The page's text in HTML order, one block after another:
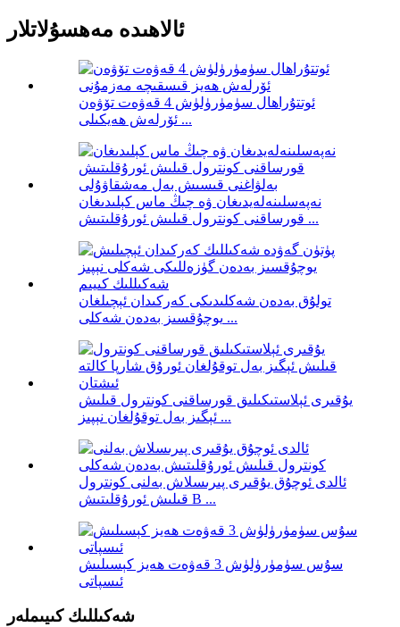
ئالاھىدە مەھسۇلاتلار
ئوتتۇراھال سۈمۈرۈلۈش 4 قەۋەت تۆۋەن
ئۆرلەش ھەيكىلى ...
نەپەسلىنەلەيدىغان ۋە چىڭ ماس كېلىدىغان
قورساقنى كونترول قىلىش ئورۇقلىتىش ...
تولۇق بەدەن شەكلىدىكى كەركىدان ئېچىلغان
يوچۇقسىز بەدەن شەكلى ...
يۇقىرى ئېلاستىكىلىق قورساقنى كونترول قىلىش
ئېگىز بەل توقۇلغان نېپىز ...
ئالدى ئوچۇق يۇقىرى پىرىسلاش بەلنى كونترول
قىلىش ئورۇقلىتىش B ...
سۇس سۈمۈرۈلۈش 3 قەۋەت ھەيز كېسىلىش
ئىسپاتى
شەكىللىك كىيىملەر